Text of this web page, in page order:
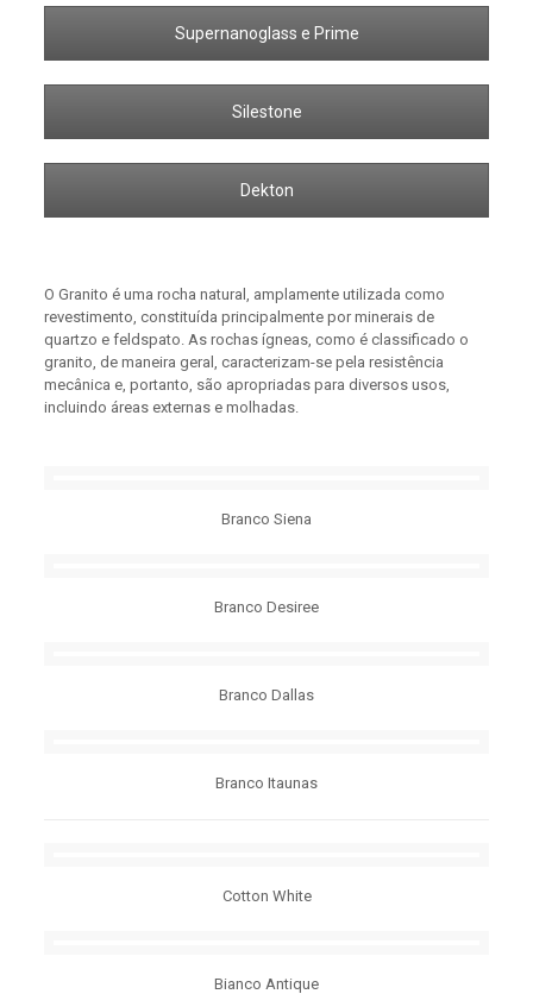
Supernanoglass e Prime
Silestone
Dekton
O Granito é uma rocha natural, amplamente utilizada como
revestimento, constituída principalmente por minerais de
quartzo e feldspato. As rochas ígneas, como é classificado o
granito, de maneira geral, caracterizam-se pela resistência
mecânica e, portanto, são apropriadas para diversos usos,
incluindo áreas externas e molhadas.
Branco Siena
Branco Desiree
Branco Dallas
Branco Itaunas
Cotton White
Bianco Antique